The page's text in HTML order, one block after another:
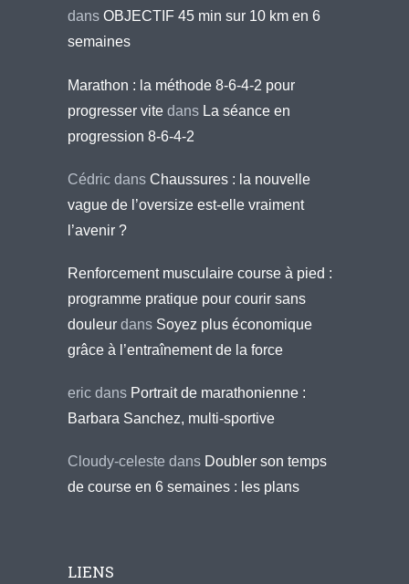
dans OBJECTIF 45 min sur 10 km en 6
semaines
Marathon : la méthode 8-6-4-2 pour
progresser vite dans La séance en
progression 8-6-4-2
Cédric dans Chaussures : la nouvelle
vague de l’oversize est-elle vraiment
l’avenir ?
Renforcement musculaire course à pied :
programme pratique pour courir sans
douleur dans Soyez plus économique
grâce à l’entraînement de la force
eric dans Portrait de marathonienne :
Barbara Sanchez, multi-sportive
Cloudy-celeste dans Doubler son temps
de course en 6 semaines : les plans
LIENS